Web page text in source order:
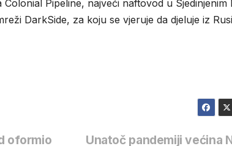
Pipeline, najveći naftovod u Sjedinjenim
DarkSide, za koju se vjeruje da djeluje iz
Unatoč pandemiji većina
oformio